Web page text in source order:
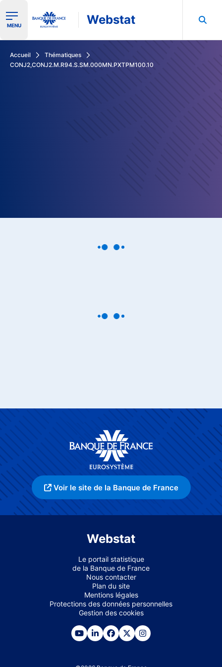
Ouvrir le menu de navigation
MENU Webstat
Accueil
Thématiques
CONJ2,CONJ2.M.R94.S.SM.000MN.PXTPM100.10
Voir le site de la Banque de France
Webstat
Le portail statistique
de la Banque de France
Nous contacter
Plan du site
Mentions légales
Protections des données personnelles
Gestion des cookies